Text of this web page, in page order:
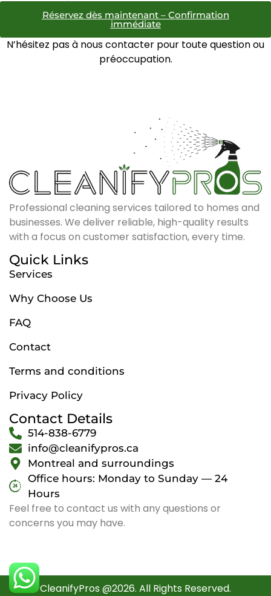
Réservez dès maintenant – Confirmation
immédiate
N’hésitez pas à nous contacter pour toute question ou
préoccupation.
Professional cleaning services tailored to homes and
businesses. We deliver reliable, high-quality results
with a focus on customer satisfaction, every time.
Quick Links
Services
Why Choose Us
FAQ
Contact
Terms and conditions
Privacy Policy
Contact Details
514-838-6779
info@cleanifypros.ca
Montreal and surroundings
Office hours: Monday to Sunday — 24
Hours
Feel free to contact us with any questions or
concerns you may have.
CleanifyPros @2026. All Rights Reserved.